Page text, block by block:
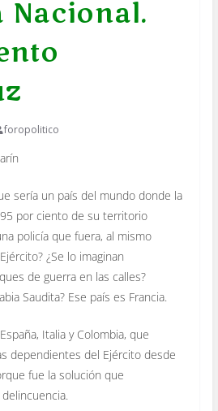
Nacional.
foropolitico
sería un país del mundo donde la
por ciento de su territorio
policía que fuera, al mismo
¿Se lo imaginan
de guerra en las calles?
Saudita? Ese país es Francia.
Italia y Colombia, que
dependientes del Ejército desde
fue la solución que